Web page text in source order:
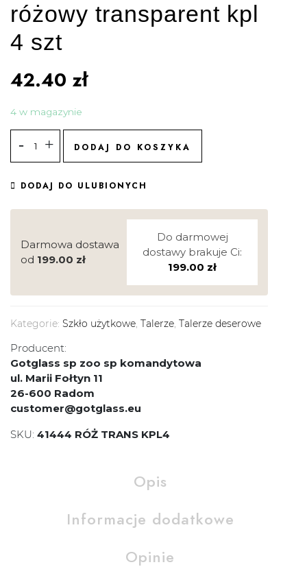
różowy transparent kpl
4 szt
42.40 zł
4 w magazynie
DODAJ DO KOSZYKA
DODAJ DO ULUBIONYCH
Darmowa dostawa
od 199.00 zł
Do darmowej
dostawy brakuje Ci:
199.00 zł
Kategorie: Szkło użytkowe, Talerze, Talerze deserowe
Producent:
Gotglass sp zoo sp komandytowa
ul. Marii Fołtyn 11
26-600 Radom
customer@gotglass.eu
SKU: 41444 RÓŻ TRANS KPL4
Opis
Informacje dodatkowe
Opinie